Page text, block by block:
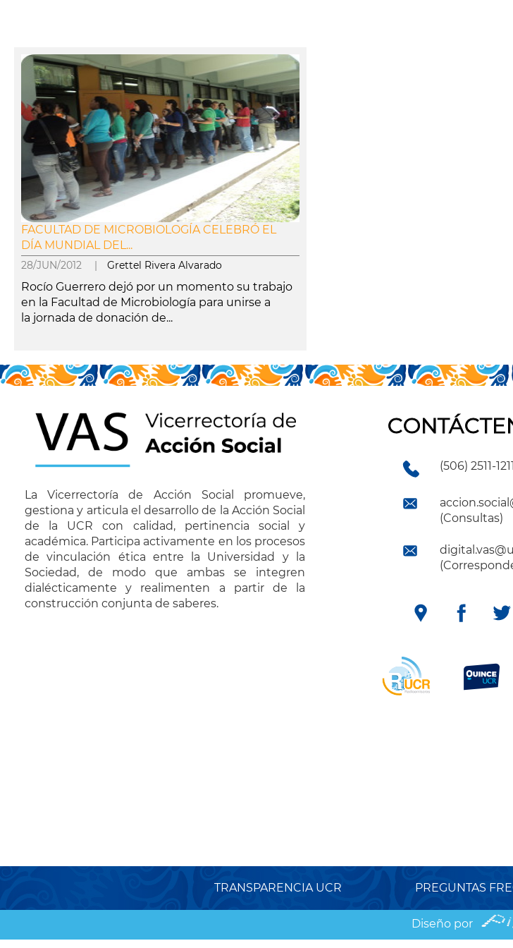
FACULTAD DE MICROBIOLOGÍA CELEBRÓ EL
DÍA MUNDIAL DEL...
28/JUN/2012 | Grettel Rivera Alvarado
Rocío Guerrero dejó por un momento su trabajo
en la Facultad de Microbiología para unirse a
la jornada de donación de...
La Vicerrectoría de Acción Social promueve,
gestiona y articula el desarrollo de la Acción Social
de la UCR con calidad, pertinencia social y
académica. Participa activamente en los procesos
de vinculación ética entre la Universidad y la
Sociedad, de modo que ambas se integren
dialécticamente y realimenten a partir de la
construcción conjunta de saberes.
(506) 2511-1211
(Consultas)
TRANSPARENCIA UCR PREGUNTAS
Diseño por